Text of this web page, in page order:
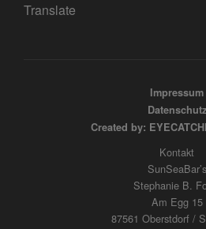
Translate
Impressum
Datenschutz
Created by:
Kontakt
SunSeaBar’s
Stephanie B.
Am Egg 15
87561 Oberstdorf /